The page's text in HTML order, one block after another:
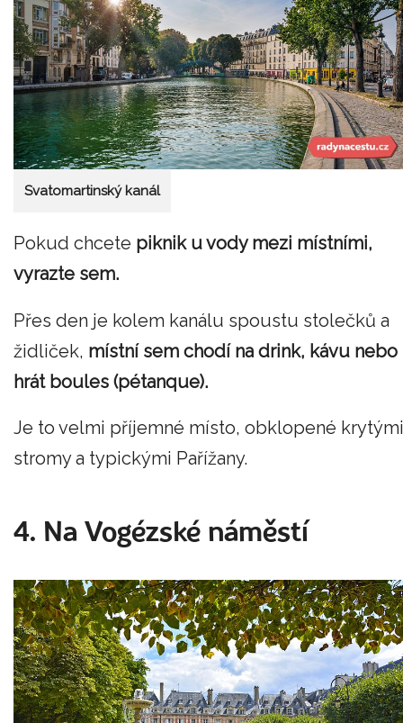
Svatomartinský kanál
Pokud chcete piknik u vody mezi místními,
vyrazte sem.
Přes den je kolem kanálu spoustu stolečků a
židliček, místní sem chodí na drink, kávu nebo
hrát boules (pétanque).
Je to velmi příjemné místo, obklopené krytými
stromy a typickými Pařížany.
4. Na Vogézské náměstí